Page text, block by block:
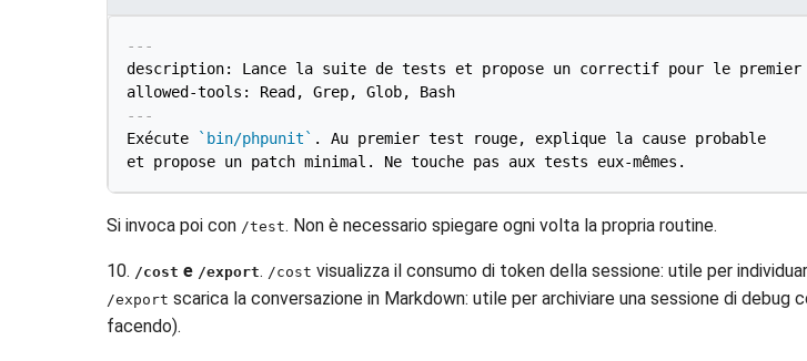
---
description: Lance la suite de tests et propose un correctif pour le premier
allowed-tools: Read, Grep, Glob, Bash
---
Exécute
`bin/phpunit` . Au premier test rouge, explique la cause probable
Si invoca poi con /test. Non è necessario spiegare ogni volta la propria routine.
10. /cost e /export. /cost visualizza il consumo di token della sessione: utile per
/export scarica la conversazione in Markdown: utile per archiviare una sessione di
facendo).